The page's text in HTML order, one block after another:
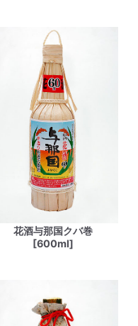
花酒与那国クバ巻
[600ml]